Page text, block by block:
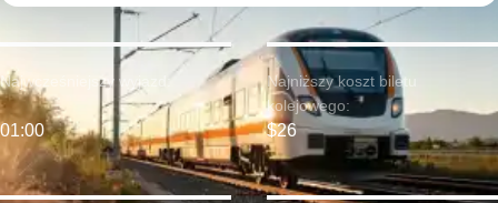
Najwcześniejszy wyjazd:
01:00
Najniższy koszt biletu
kolejowego:
$26